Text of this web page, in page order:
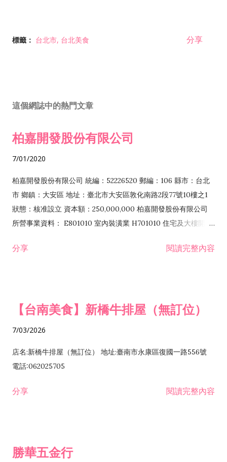
標籤： 台北市 台北美食 分享
這個網誌中的熱門文章
柏嘉開發股份有限公司
7/01/2020
柏嘉開發股份有限公司 統編：52226520 郵編：106 縣市：台北
市 鄉鎮：大安區 地址：臺北市大安區敦化南路2段77號10樓之1
狀態：核准設立 資本額：250,000,000 柏嘉開發股份有限公司
所營事業資料： E801010 室內裝潢業 H701010 住宅及大樓開發
發業 H703090 不動產買賣業 H703100 不動產租賃業 I503010
分享 閱讀完整內容
【台南美食】新橋牛排屋（無訂位）
7/03/2026
店名:新橋牛排屋（無訂位） 地址:臺南市永康區復國一路556號
電話:062025705
分享 閱讀完整內容
勝華五金行